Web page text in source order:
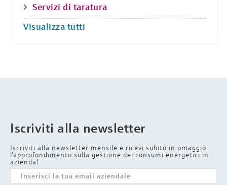
Servizi di taratura
Visualizza tutti
Iscriviti alla newsletter
Iscriviti alla newsletter mensile e ricevi subito in omaggio
l'approfondimento sulla gestione dei consumi energetici in
azienda!